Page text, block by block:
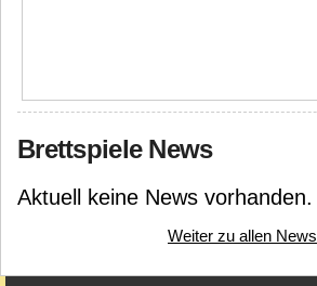
Brettspiele News
Aktuell keine News vorhanden.
Weiter zu allen News